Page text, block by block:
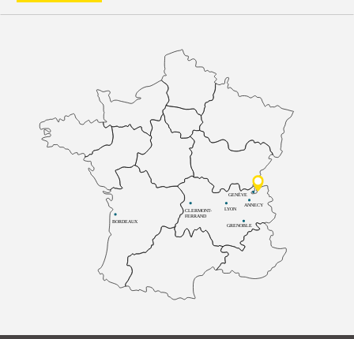
BORDEAUX
CLERMONT-
FERRAND
LYON
ANNECY
GRENOBLE
GENÈVE